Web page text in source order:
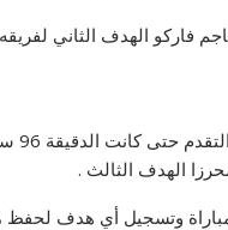
جمال مهاجم فاركو الهدف
الهدف الثالث .
وتسجيل أي هدف